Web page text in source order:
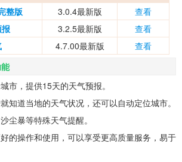
整版
3.0.4最新版
查看
3.2.5最新版
查看
4.7.00最新版
查看
市，提供15天的天气预报。
知道当地的天气状况，还可以自动定位城市。
尘暴等特殊天气提醒。
的操作和使用，可以享受更高质量服务，易于